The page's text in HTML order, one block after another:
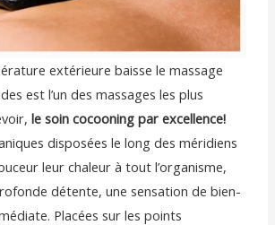
extérieure baisse le massage
est l’un des massages les plus
le soin cocooning par excellence!
disposées le long des méridiens
leur chaleur à tout l’organisme,
détente, une sensation de bien-
Placées sur les points